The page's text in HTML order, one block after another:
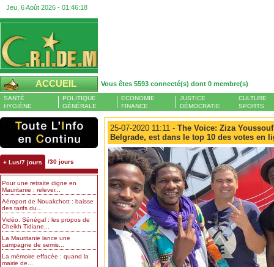
Jeu, 6 Août 2026 - 01:46:19
ACCUEIL Vous êtes 5593 connecté(s) dont 0 membre(s)
SANTÉ
HYGIÈNE
POLITIQUE
GÉNÉRALE
ECONOMIE
FINANCE
JUSTICE
DÉMOCRATIE
CULTURE
SPORTS
+ Lus/7 jours /30 jours
Pour une retraite digne en
Mauritanie : relever...
Aéroport de Nouakchott : baisse
des tarifs du...
Vidéo. Sénégal : les propos de
Cheikh Tidiane...
La Mauritanie lance une
campagne de semis...
La mémoire effacée : quand la
mairie de...
25-07-2020 11:11 - The Voice: Ziza
Belgrade, est dans le top 10 des votes en